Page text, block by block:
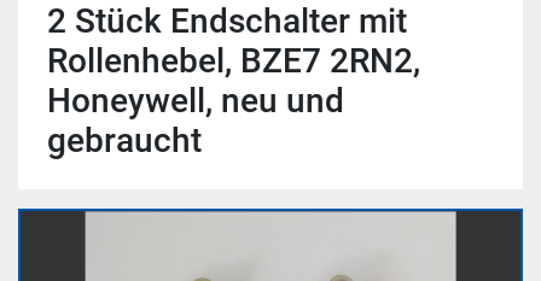
2 Stück Endschalter mit
Rollenhebel, BZE7 2RN2,
Honeywell, neu und
gebraucht